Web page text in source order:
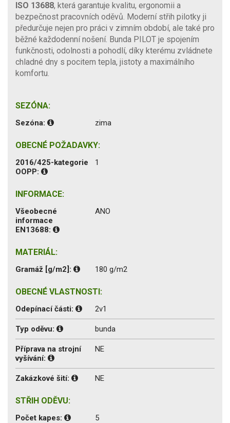
ISO 13688, která garantuje kvalitu, ergonomii a
bezpečnost pracovních oděvů. Moderní střih pilotky ji
předurčuje nejen pro práci v zimním období, ale také pro
běžné každodenní nošení. Bunda PILOT je spojením
funkčnosti, odolnosti a pohodlí, díky kterému zvládnete
chladné dny s pocitem tepla, jistoty a maximálního
komfortu.
SEZÓNA:
Sezóna: zima
OBECNÉ POŽADAVKY:
2016/425-kategorie
OOPP:
1
INFORMACE:
Všeobecné
informace
EN13688:
ANO
MATERIÁL:
Gramáž [g/m2]: 180 g/m2
OBECNÉ VLASTNOSTI:
Odepínací části: 2v1
Typ oděvu: bunda
Příprava na strojní
vyšívání:
NE
Zakázkové šití: NE
STŘIH ODĚVU:
Počet kapes: 5